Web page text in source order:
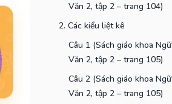
Văn 2, tập 2 – trang 104)
2. Các kiểu liệt kê
Câu 1 (Sách giáo khoa Ngữ
Văn 2, tập 2 – trang 105)
Câu 2 (Sách giáo khoa Ngữ
Văn 2, tập 2 – trang 105)